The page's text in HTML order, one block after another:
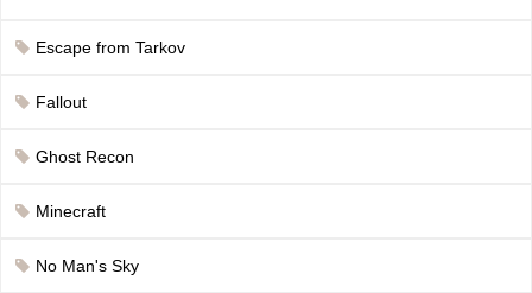
Escape from Tarkov
Fallout
Ghost Recon
Minecraft
No Man's Sky